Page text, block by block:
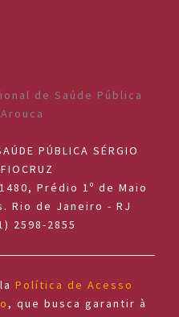
PÚBLICA SÉRGIO
Prédio 1º de Maio
Rio de Janeiro - RJ
2598-2855
Política de Acesso
, que busca garantir à